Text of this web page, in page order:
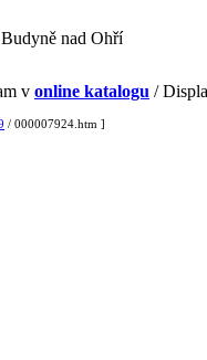
nad Ohří
v online katalogu /
/ 000007924.htm ]